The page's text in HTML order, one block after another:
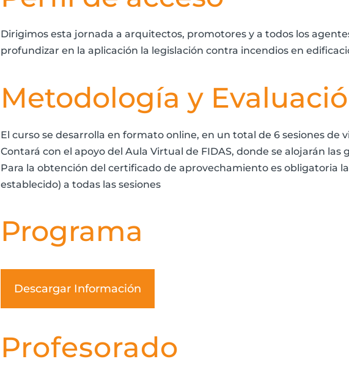
Dirigimos esta jornada a arquitectos, promotores y a todos los
profundizar en la aplicación la legislación contra incendios en
Metodología y
El curso se desarrolla en formato online, en un total de 6 sesiones de
Contará con el apoyo del Aula Virtual de FIDAS, donde se alojarán
Para la obtención del certificado de aprovechamiento es obligatoria
establecido) a todas las sesiones
Programa
Descargar Información
Profesorado